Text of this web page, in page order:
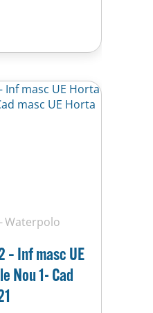
a
és que
agafant la
sortir
Waterpolo
– Inf masc UE
Nou 1- Cad